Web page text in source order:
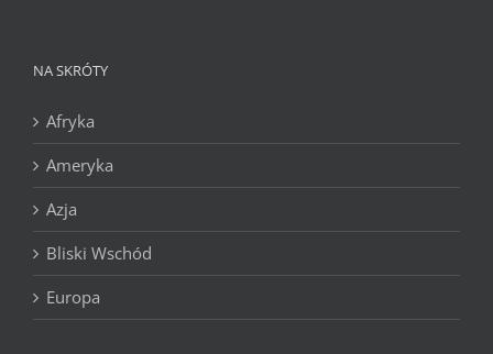
NA SKRÓTY
Afryka
Ameryka
Azja
Bliski Wschód
Europa